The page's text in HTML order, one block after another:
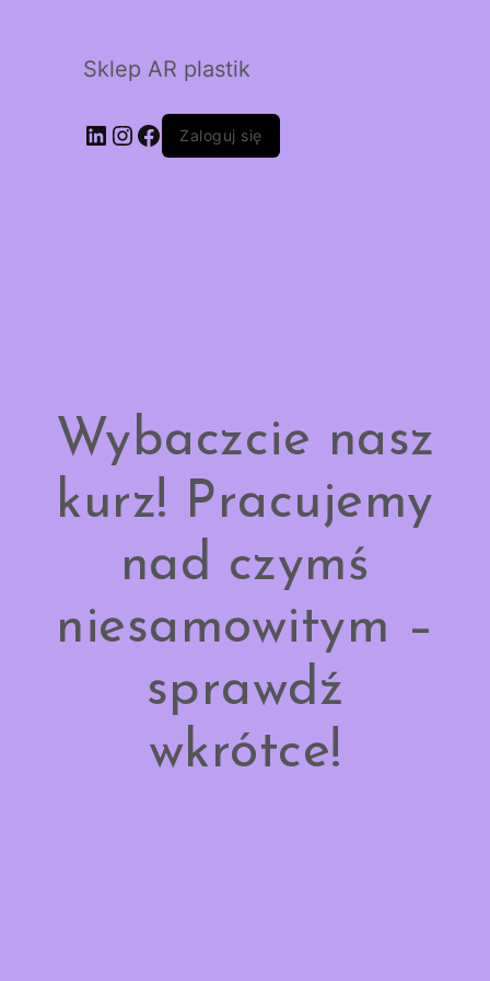
Sklep AR plastik
LinkedIn
Instagram
Facebook
Zaloguj się
Wybaczcie nasz
kurz! Pracujemy
nad czymś
niesamowitym –
sprawdź
wkrótce!